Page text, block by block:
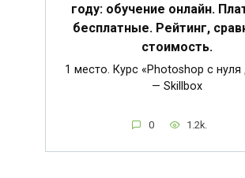
году: обучение онлайн.
бесплатные. Рейтинг,
стоимость.
1 место. Курс «Photoshop с нуля
— Skillbox
0 1.2k.